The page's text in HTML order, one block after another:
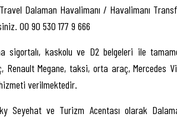
Dalaman Havalimanı / Havalimanı
00 90 530 177 9 666
sigortalı, kaskolu ve D2 belgeleri ile
Renault Megane, taksi, orta araç, Mercedes
verilmektedir.
Seyehat ve Turizm Acentası olarak